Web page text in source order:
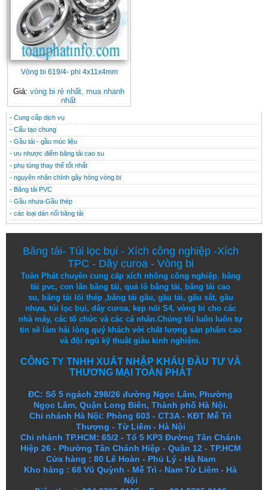
Vòng bi 619/4- phi 4x11x4mm
Giá: vòng bi rẻ nhất, mua nhanh
nhất
CONTACT
THÔNG TIN HỮU ÍCH
- Cung cấp dịch vụ
- Cấu tạo chung
- Gầu tải - gầu múc liệu
- ưu nhược điểm băng tải cao su
- phụ tùng thay thế tốt nhất
- nguyên nhân chính gây hỏng vòng bi
- Băng tải PVC
- Gầu nhưa-Gầu thép
- các loại dán nối băng tải
Băng tải- Túi lọc bụi - Xích công nghiệp-Xích
TPC - Dây curoa - Vòng bi
Toàn Phát chuyên cung cấp xích nhông công nghiệp, băng
tải pvc,con lăn băng tải,quả lô băng tải, băng tải cao
su, băng tải lõi thép,băng tải gầu, gầu tải, gầu sắt, gầu
nhựa, túi lọc bụi, dây curoa, kẹp nối S4, vòng bi cho các
nhà máy, các tổ chức và các cá nhân.Chúng tôi luôn luôn tự
tin sẽ làm hài lòng quý khách với chất lượng sảnphẩm cao
và đội ngũ kỹ thuật giàu kinh nghiệm.
CÔNG TY TNHH XUẤT NHẬP KHẨU ĐẦU TƯ VÀ
THƯƠNG MẠI TOÀN PHÁT
ĐC: Số 5 ngách 298/26 đường Ngọc Lâm, Phường
Ngọc Lâm, Quận Long Biên, Thành phố Hà Nội.
Chi nhánh Hà Nội: Phòng 603 - CT3A - KĐT Mễ Trì
Thượng - Từ Liêm - Hà Nội
Chi nhánh TP.HCM: 65/2 - Tổ 5 KP3 Đường Tân Chánh
Hiệp 26 - Phường Tân Chánh Hiệp - Quận 12 - TP.HCM
Cửa hàng : 80 Lê Hoàn - Phủ Lý - Hà Nam
Kho hàng :68 Vũ Quỳnh - Mễ Trì - Nam Từ Liêm - Hà
Nội